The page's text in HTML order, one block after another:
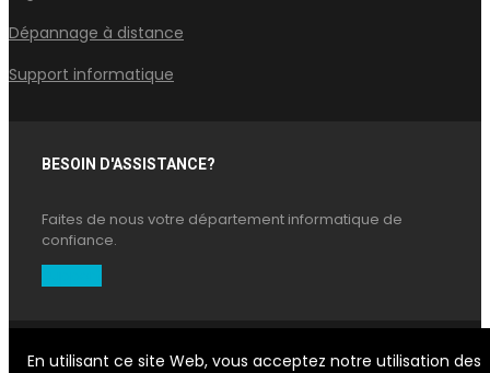
Dépannage à distance
Support informatique
BESOIN D'ASSISTANCE?
Faites de nous votre département informatique de
confiance.
En utilisant ce site Web, vous acceptez notre utilisation des